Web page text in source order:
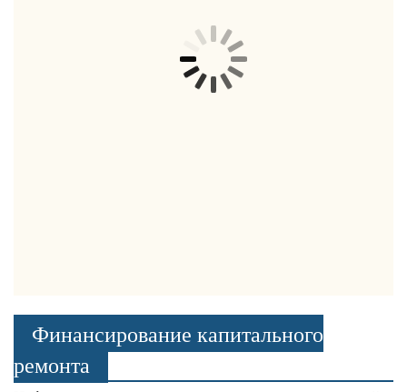
Финансирование капитального
ремонта